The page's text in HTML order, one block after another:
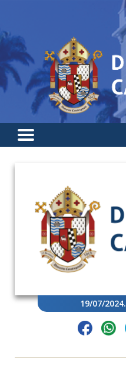
19/07/2024.